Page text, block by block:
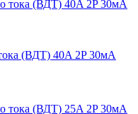
(ВДТ) 40A 2P 30мА